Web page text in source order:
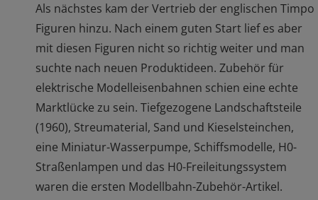
Als nächstes kam der Vertrieb der englischen Timpo
Figuren hinzu. Nach einem guten Start lief es aber
mit diesen Figuren nicht so richtig weiter und man
suchte nach neuen Produktideen. Zubehör für
elektrische Modelleisenbahnen schien eine echte
Marktlücke zu sein. Tiefgezogene Landschaftsteile
(1960), Streumaterial, Sand und Kieselsteinchen,
eine Miniatur-Wasserpumpe, Schiffsmodelle, H0-
Straßenlampen und das H0-Freileitungssystem
waren die ersten Modellbahn-Zubehör-Artikel.